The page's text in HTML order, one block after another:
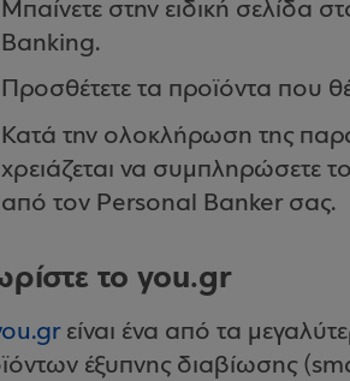
Μπαίνετε στην ειδική σελίδα
Banking.
Προσθέτετε τα προϊόντα που
Κατά την ολοκλήρωση της
χρειάζεται να συμπληρώσετε
από τον Personal Banker σας.
το you.gr
είναι ένα από τα
έξυπνης διαβίωσης